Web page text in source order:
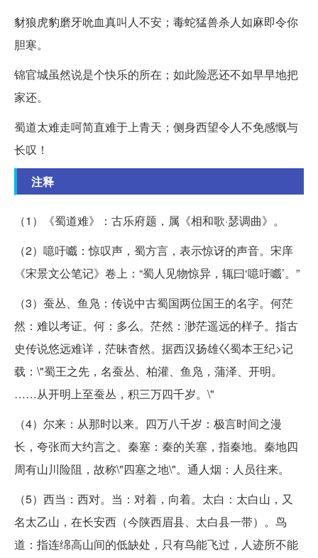
豺狼虎豹磨牙吮血真叫人不安；毒蛇猛兽杀人如麻即令你
胆寒。
锦官城虽然说是个快乐的所在；如此险恶还不如早早地把
家还。
蜀道太难走呵简直难于上青天；侧身西望令人不免感慨与
长叹！
注释
（1）《蜀道难》：古乐府题，属《相和歌·瑟调曲》。
（2）噫吁嚱：惊叹声，蜀方言，表示惊讶的声音。宋庠
《宋景文公笔记》卷上：“蜀人见物惊异，辄曰‘噫吁嚱’。”
（3）蚕丛、鱼凫：传说中古蜀国两位国王的名字。何茫
然：难以考证。何：多么。茫然：渺茫遥远的样子。指古
史传说悠远难详，茫昧杳然。据西汉扬雄巜蜀本王纪>记
载：\"蜀王之先，名蚕丛、柏灌、鱼凫，蒲泽、开明。
……从开明上至蚕丛，积三万四千岁。\"
（4）尔来：从那时以来。四万八千岁：极言时间之漫
长，夸张而大约言之。秦塞：秦的关塞，指秦地。秦地四
周有山川险阻，故称\"四塞之地\"。通人烟：人员往来。
（5）西当：西对。当：对着，向着。太白：太白山，又
名太乙山，在长安西（今陕西眉县、太白县一带）。鸟
道：指连绵高山间的低缺处，只有鸟能飞过，人迹所不能